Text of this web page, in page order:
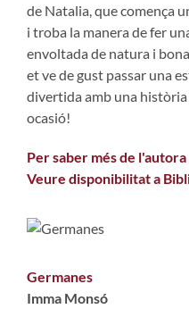
de Natalia, que comença
i troba la manera de fer
envoltada de natura i
et ve de gust passar una
divertida amb una història
ocasió!
Per saber més de l'autora
Veure disponibilitat a
Germanes
Imma Monsó